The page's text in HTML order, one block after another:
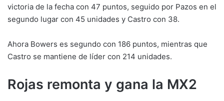
victoria de la fecha con 47 puntos, seguido por Pazos en el
segundo lugar con 45 unidades y Castro con 38.
Ahora Bowers es segundo con 186 puntos, mientras que
Castro se mantiene de líder con 214 unidades.
Rojas remonta y gana la MX2